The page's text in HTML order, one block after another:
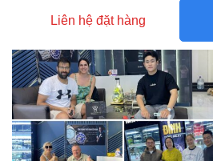
Liên hệ đặt hàng